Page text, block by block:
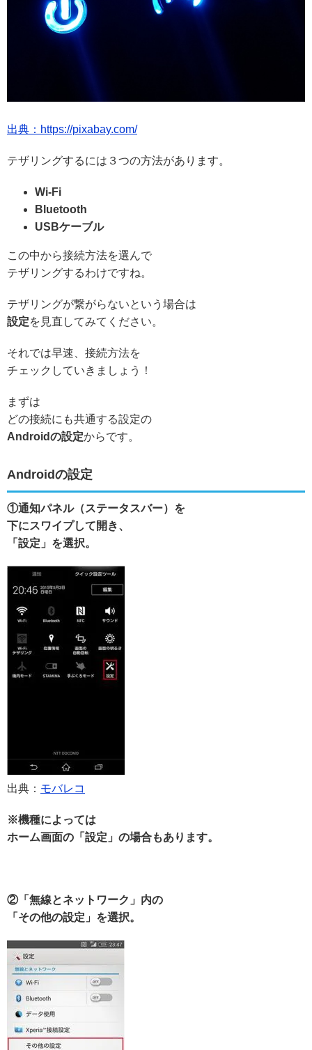
出典：https://pixabay.com/
テザリングするには３つの方法があります。
Wi-Fi
Bluetooth
USBケーブル
この中から接続方法を選んで
テザリングするわけですね。
テザリングが繋がらないという場合は
設定を見直してみてください。
それでは早速、接続方法を
チェックしていきましょう！
まずは
どの接続にも共通する設定の
Androidの設定からです。
Androidの設定
①通知パネル（ステータスバー）を
下にスワイプして開き、
「設定」を選択。
出典： モバレコ
※機種によっては
ホーム画面の「設定」の場合もあります。
②「無線とネットワーク」内の
「その他の設定」を選択。